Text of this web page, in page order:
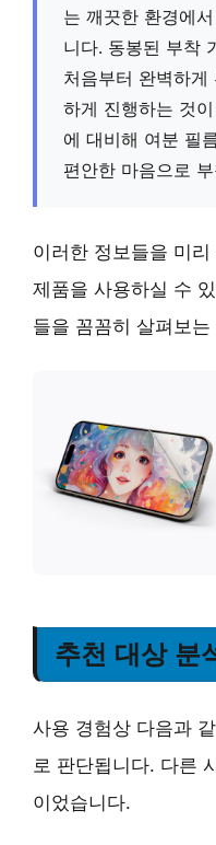
는 깨끗한 환경에
니다. 동봉된 부착
처음부터 완벽하게
하게 진행하는 것
에 대비해 여분 필
편안한 마음으로
이러한 정보들을 미
제품을 사용하실 수
들을 꼼꼼히 살펴보
추천 대상 분
사용 경험상 다음과
로 판단됩니다. 다른
이었습니다.